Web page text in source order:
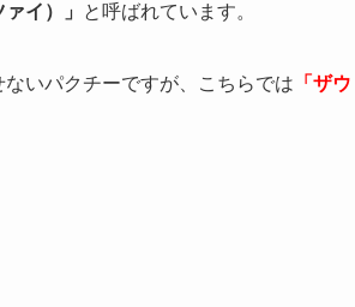
イ）」 と呼ばれています。
いパクチーですが、こちらでは 「ザウ